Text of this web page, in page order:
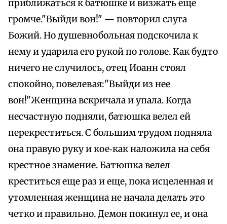
приближаться к батюшке и визжать еще
громче."Выйди вон!" — повторил слуга
Божий. Но душевнобольная подскочила к
нему и ударила его рукой по голове. Как будто
ничего не случилось, отец Иоанн стоял
спокойно, повелевая:"Выйди из нее
вон!"Женщина вскричала и упала. Когда
несчастную подняли, батюшка велел ей
перекреститься. С большим трудом подняла
она правую руку и кое‑как наложила на себя
крестное знамение. Батюшка велел
креститься еще раз и еще, пока исцеленная и
утомленная женщина не начала делать это
четко и правильно. Демон покинул ее, и она